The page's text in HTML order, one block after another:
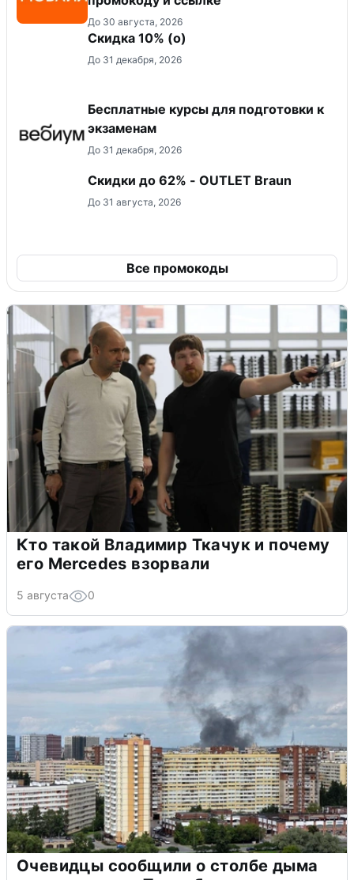
До 30 августа, 2026
Скидка 10% (о)
До 31 декабря, 2026
Бесплатные курсы для подготовки к
экзаменам
До 31 декабря, 2026
Скидки до 62% - OUTLET Braun
До 31 августа, 2026
Все промокоды
Кто такой Владимир Ткачук и почему
его Mercedes взорвали
5 августа 0
Очевидцы сообщили о столбе дыма